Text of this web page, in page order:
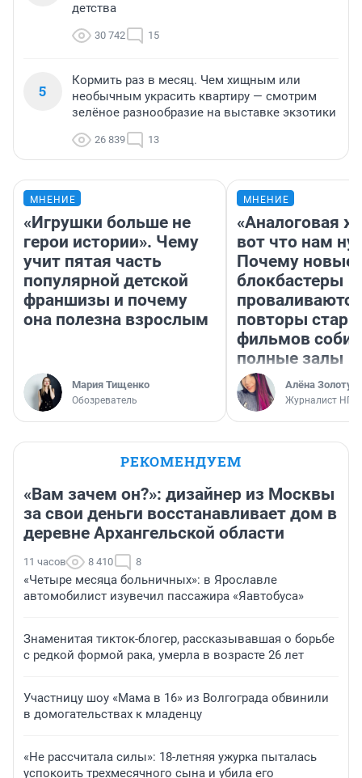
детства
30 742 15
5
Кормить раз в месяц. Чем хищным или
необычным украсить квартиру — смотрим
зелёное разнообразие на выставке экзотики
26 839 13
МНЕНИЕ
«Игрушки больше не
герои истории». Чему
учит пятая часть
популярной детской
франшизы и почему
она полезна взрослым
Мария Тищенко
Обозреватель
МНЕНИЕ
«Аналоговая
вот что нам
Почему новые
блокбастеры
повторы
фильмов
полные залы
Алёна
Журналист НГС
РЕКОМЕНДУЕМ
«Вам зачем он?»: дизайнер из Москвы
за свои деньги восстанавливает дом в
деревне Архангельской области
11 часов 8 410 8
«Четыре месяца больничных»: в Ярославле
автомобилист изувечил пассажира «Яавтобуса»
Знаменитая тикток-блогер, рассказывавшая о борьбе
с редкой формой рака, умерла в возрасте 26 лет
Участницу шоу «Мама в 16» из Волгограда обвинили
в домогательствах к младенцу
«Не рассчитала силы»: 18-летняя ужурка пыталась
успокоить трехмесячного сына и убила его